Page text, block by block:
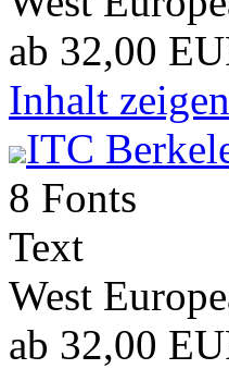
ab 32,00
Inhalt
ITC
8 Fonts
Text
West
ab 32,00